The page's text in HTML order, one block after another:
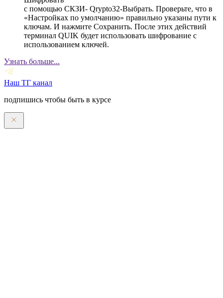
с помощью СКЗИ- Qrypto32-Выбрать. Проверьте, что в
«Настройках по умолчанию» правильно указаны пути к
ключам. И нажмите Сохранить. После этих действий
терминал QUIK будет использовать шифрование с
использованием ключей.
Узнать больше...
Наш ТГ канал
подпишись чтобы быть в курсе